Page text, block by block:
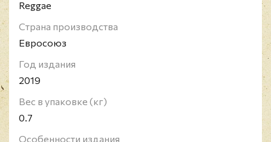
Reggae
Страна производства
Евросоюз
Год издания
2019
Вес в упаковке (кг)
0.7
Особенности издания